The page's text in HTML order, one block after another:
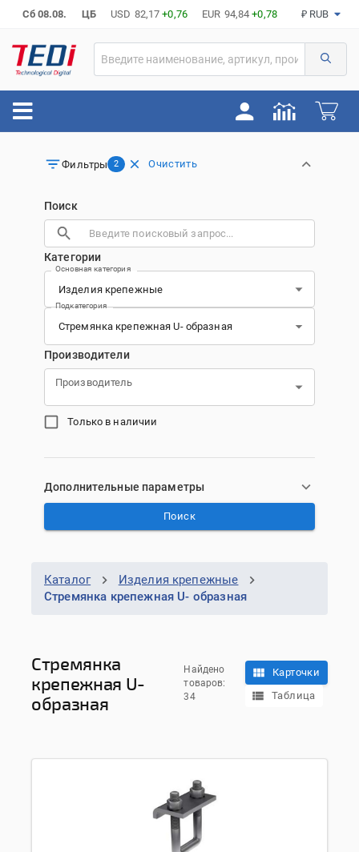
Сб 08.08. ЦБ USD 82,17 +0,76 EUR 94,84 +0,78 ₽ RUB
Фильтры 2 Очистить
Поиск
Категории
Основная категория
Подкатегория
Производители
Производитель
Только в наличии
Дополнительные параметры
Поиск
Каталог
Изделия крепежные
Стремянка крепежная U- образная
Стремянка
крепежная U-
образная
Найдено
товаров:
34
Карточки
Таблица